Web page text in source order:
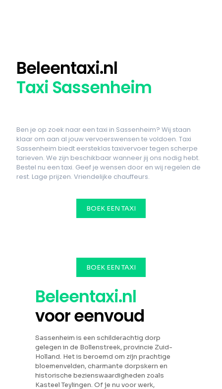
Beleentaxi.nl
Taxi Sassenheim
Ben je op zoek naar een taxi in Sassenheim? Wij staan
klaar om aan al jouw vervoerswensen te voldoen. Taxi
Sassenheim biedt eersteklas taxivervoer tegen scherpe
tarieven. We zijn beschikbaar wanneer jij ons nodig hebt.
Bestel nu een taxi. Geef je wensen door en wij regelen de
rest. Lage prijzen. Vriendelijke chauffeurs.
BOEK EEN TAXI
BOEK EEN TAXI
Beleentaxi.nl
voor eenvoud
Sassenheim is een schilderachtig dorp
gelegen in de Bollenstreek, provincie Zuid-
Holland. Het is beroemd om zijn prachtige
bloemenvelden, charmante dorpskern en
historische bezienswaardigheden zoals
Kasteel Teylingen. Of je nu voor werk,